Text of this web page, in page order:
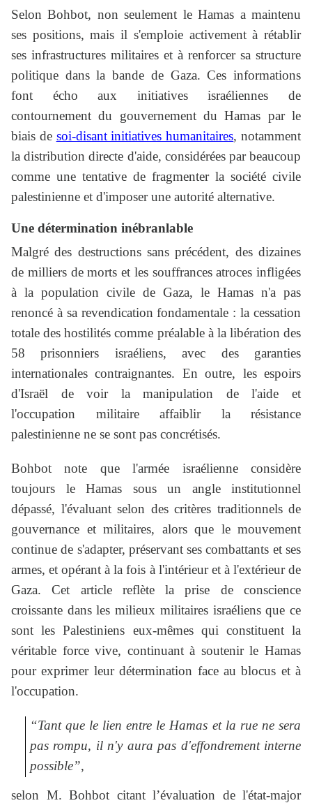
Selon Bohbot, non seulement le Hamas a maintenu
ses positions, mais il s'emploie activement à rétablir
ses infrastructures militaires et à renforcer sa structure
politique dans la bande de Gaza. Ces informations
font écho aux initiatives israéliennes de
contournement du gouvernement du Hamas par le
biais de soi-disant initiatives humanitaires, notamment
la distribution directe d'aide, considérées par beaucoup
comme une tentative de fragmenter la société civile
palestinienne et d'imposer une autorité alternative.
Une détermination inébranlable
Malgré des destructions sans précédent, des dizaines
de milliers de morts et les souffrances atroces infligées
à la population civile de Gaza, le Hamas n'a pas
renoncé à sa revendication fondamentale : la cessation
totale des hostilités comme préalable à la libération des
58 prisonniers israéliens, avec des garanties
internationales contraignantes. En outre, les espoirs
d'Israël de voir la manipulation de l'aide et
l'occupation militaire affaiblir la résistance
palestinienne ne se sont pas concrétisés.
Bohbot note que l'armée israélienne considère
toujours le Hamas sous un angle institutionnel
dépassé, l'évaluant selon des critères traditionnels de
gouvernance et militaires, alors que le mouvement
continue de s'adapter, préservant ses combattants et ses
armes, et opérant à la fois à l'intérieur et à l'extérieur de
Gaza. Cet article reflète la prise de conscience
croissante dans les milieux militaires israéliens que ce
sont les Palestiniens eux-mêmes qui constituent la
véritable force vive, continuant à soutenir le Hamas
pour exprimer leur détermination face au blocus et à
l'occupation.
“Tant que le lien entre le Hamas et la rue ne sera
pas rompu, il n'y aura pas d'effondrement interne
possible”,
selon M. Bohbot citant l’évaluation de l'état-major